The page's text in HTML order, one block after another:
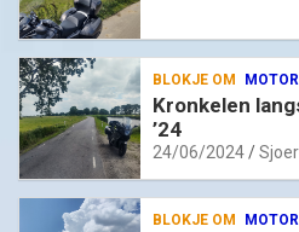
BLOKJE OM
Kronkelen
’24
24/06/2024
BLOKJE OM